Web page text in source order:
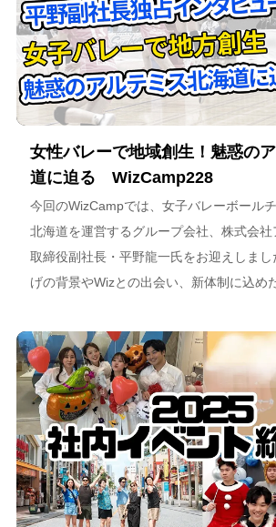
女性バレーで地域創生！魅惑の
道に迫る WizCamp228
今回のWizCampでは、女子バレーボール
北海道を運営するグループ会社、株式会
取締役副社長・平野龍一氏をお迎えしまし
げの背景やWizとの出会い、新体制に込め
海道が描く今後のビジョンについて語って